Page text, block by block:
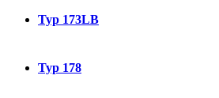
Typ 173LB
Typ 178